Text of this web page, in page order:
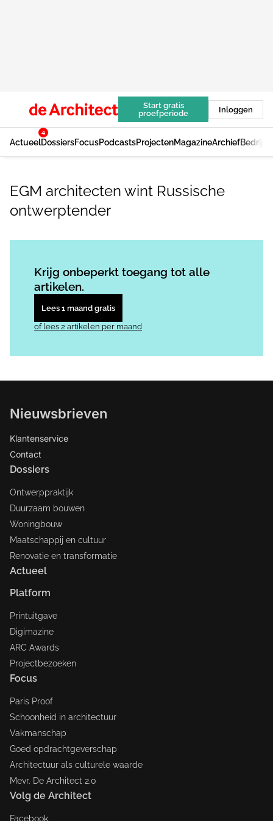
Start gratis
proefperiode
Inloggen
Actueel
4
DossiersFocusPodcastsProjectenMagazineArchief
EGM architecten wint Russische
ontwerptender
Krijg onbeperkt toegang tot alle
artikelen.
Lees 1 maand gratis
of lees 2 artikelen per maand
Nieuwsbrieven
Klantenservice
Contact
Dossiers
Ontwerppraktijk
Duurzaam bouwen
Woningbouw
Maatschappij en cultuur
Renovatie en transformatie
Actueel
Platform
Printuitgave
Digimazine
ARC Awards
Projectbezoeken
Focus
Paris Proof
Schoonheid in architectuur
Vakmanschap
Goed opdrachtgeverschap
Architectuur als culturele waarde
Mevr. De Architect 2.0
Volg de Architect
Facebook